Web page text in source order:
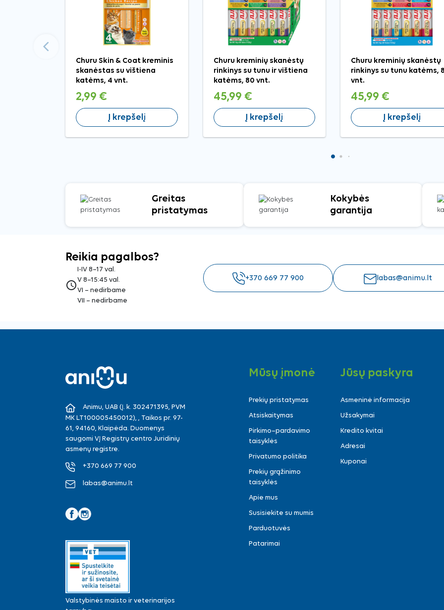
Churu Skin & Coat kreminis
skanėstas su vištiena
katėms, 4 vnt.
2,99 €
Į krepšelį
Churu kreminių skanėstų
rinkinys su tunu ir vištiena
katėms, 80 vnt.
45,99 €
Į krepšelį
Churu kreminių skanėstų
rinkinys su tunu katėms,
vnt.
45,99 €
Į krepšelį
Greitas
pristatymas
Kokybės
garantija
Reikia pagalbos?
access_time
I-IV 8–17 val.
V 8–15:45 val.
VI – nedirbame
VII – nedirbame
+370 669 77 900 labas@animu.lt
Animu, UAB (Į. k. 302471395, PVM
MK LT100005450012), , Taikos pr. 97-
61, 94160, Klaipėda. Duomenys
saugomi VĮ Registrų centro Juridinių
asmenų registre.
+370 669 77 900
labas@animu.lt
Valstybinės maisto ir veterinarijos
Mūsų įmonė
Prekių pristatymas
Atsiskaitymas
Pirkimo–pardavimo
taisyklės
Privatumo politika
Prekių grąžinimo
taisyklės
Apie mus
Susisiekite su mumis
Parduotuvės
Patarimai
Jūsų paskyra
Asmeninė informacija
Užsakymai
Kredito kvitai
Adresai
Kuponai